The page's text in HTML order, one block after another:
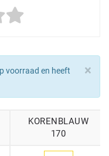
×
voorraad en heeft
KORENBLAUW
170